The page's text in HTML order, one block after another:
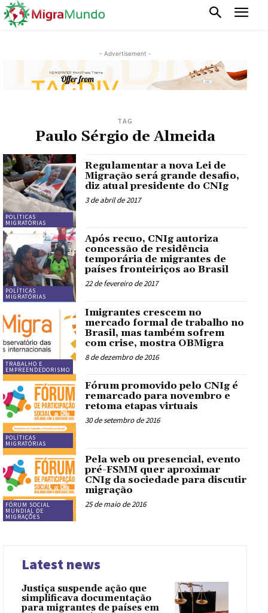
- Advertisement -
TAG
Paulo Sérgio de Almeida
POLÍTICAS
MIGRATÓRIAS
Regulamentar a nova Lei de
Migração será grande desafio,
diz atual presidente do CNIg
3 de abril de 2017
POLÍTICAS
MIGRATÓRIAS
Após recuo, CNIg autoriza
concessão de residência
temporária de migrantes de
países fronteiriços ao Brasil
22 de fevereiro de 2017
TRABALHO E
EMPREENDEDORISMO
Imigrantes crescem no
mercado formal de trabalho no
Brasil, mas também sofrem
com crise, mostra OBMigra
8 de dezembro de 2016
POLÍTICAS
MIGRATÓRIAS
Fórum promovido pelo CNIg é
remarcado para novembro e
retoma etapas virtuais
30 de setembro de 2016
FÓRUM SOCIAL
MUNDIAL DE
MIGRAÇÕES
Pela web ou presencial, evento
pré-FSMM quer aproximar
CNIg da sociedade para discutir
migração
25 de maio de 2016
Latest news
Justiça suspende ação que
simplificava documentação
para migrantes de países em